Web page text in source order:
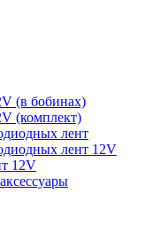
(в бобинах)
(комплект)
лент
лент 12V
12V